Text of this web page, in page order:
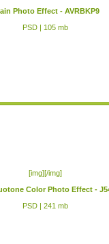
Photo Effect - AVRBKP9
PSD | 105 mb
[img][/img]
Color Photo Effect -
PSD | 241 mb